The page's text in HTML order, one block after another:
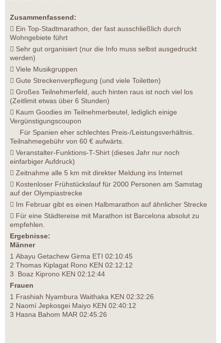
Zusammenfassend:
 Ein Top-Stadtmarathon, der fast ausschließlich durch
Wohngebiete führt
 Sehr gut organisiert (nur die Info muss selbst ausgedruckt
werden)
 Viele Musikgruppen
 Gute Streckenverpflegung (und viele Toiletten)
 Großes Teilnehmerfeld, auch hinten raus ist noch viel los
(Zeitlimit etwas über 6 Stunden)
 Kaum Goodies im Teilnehmerbeutel, lediglich einige
Vergünstigungscoupon
Für Spanien eher schlechtes Preis-/Leistungsverhältnis.
Teilnahmegebühr von 60 € aufwärts.
 Veranstalter-Funktions-T-Shirt (dieses Jahr nur noch
einfarbiger Aufdruck)
 Zeitnahme alle 5 km mit direkter Meldung ins Internet
 Kostenloser Frühstückslauf für 2000 Personen am Samstag
auf der Olympiastrecke
 Im Februar gibt es einen Halbmarathon auf ähnlicher Strecke
 Für eine Städtereise mit Marathon ist Barcelona absolut zu
empfehlen.
Ergebnisse:
Männer
1 Abayu Getachew Girma ETI 02:10:45
2 Thomas Kiplagat Rono KEN 02:12:12
3 Boaz Kiprono KEN 02:12:44
Frauen
1 Frashiah Nyambura Waithaka KEN 02:32:26
2 Naomí Jepkosgei Maiyo KEN 02:40:12
3 Hasna Bahom MAR 02:45:26